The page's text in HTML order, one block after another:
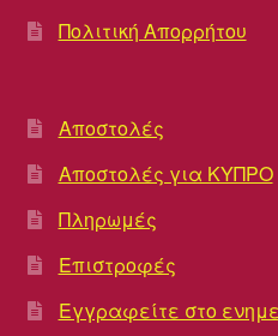
Πολιτική Απορρήτου
Αποστολές
Αποστολές για ΚΥΠΡΟ
Πληρωμές
Επιστροφές
Εγγραφείτε στο